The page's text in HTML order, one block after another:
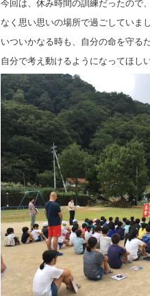
今回は、休み時間の訓練だったので
なく思い思いの場所で過ごしていま
いついかなる時も、自分の命を守る
自分で考え動けるようになってほし